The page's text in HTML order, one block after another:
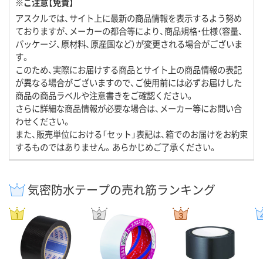
アスクルでは、サイト上に最新の商品情報を表示するよう努め
ておりますが、メーカーの都合等により、商品規格・仕様（容量、
パッケージ、原材料、原産国など）が変更される場合がございま
す。
このため、実際にお届けする商品とサイト上の商品情報の表記
が異なる場合がございますので、ご使用前には必ずお届けした
商品の商品ラベルや注意書きをご確認ください。
さらに詳細な商品情報が必要な場合は、メーカー等にお問い合
わせください。
また、販売単位における「セット」表記は、箱でのお届けをお約束
するものではありません。あらかじめご了承ください。
気密防水テープの売れ筋ランキング